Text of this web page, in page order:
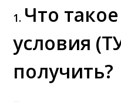
1. Что
условия
получить?